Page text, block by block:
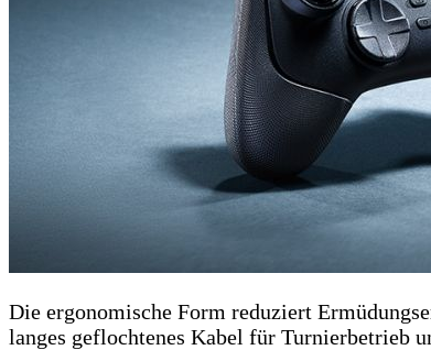
Die ergonomische Form reduziert
langes geflochtenes Kabel für Turnierbetrieb